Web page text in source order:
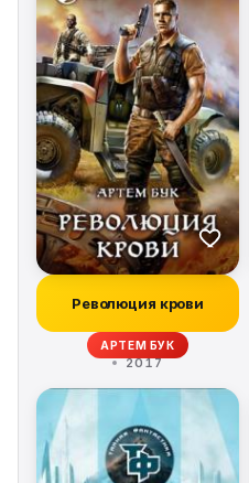
Революция крови
АРТЕМ БУК
2017
РОМАН РЕЙН, КОНСТАНТИН